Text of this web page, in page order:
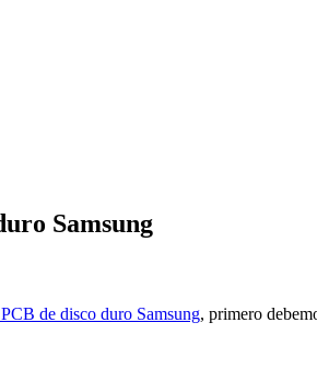
Samsung
de disco duro Samsung, primero